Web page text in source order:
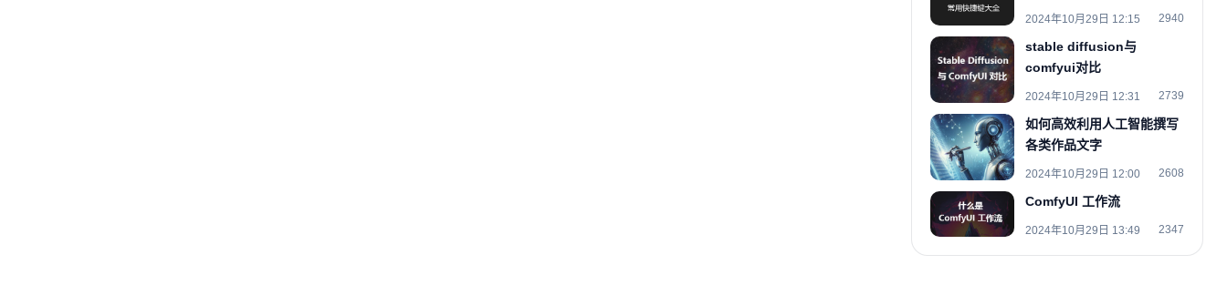
2024年10月29日 12:15 2940
stable diffusion与
comfyui对比
2024年10月29日 12:31 2739
如何高效利用人工智能撰写
各类作品文字
2024年10月29日 12:00 2608
ComfyUI 工作流
2024年10月29日 13:49 2347